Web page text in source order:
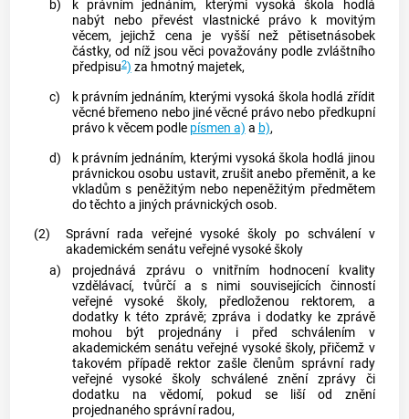
b)
k právním jednáním, kterými vysoká škola hodlá
nabýt nebo převést vlastnické právo k movitým
věcem, jejichž cena je vyšší než pětisetnásobek
částky, od níž jsou věci považovány podle zvláštního
předpisu2) za hmotný majetek,
c)
k právním jednáním, kterými vysoká škola hodlá zřídit
věcné břemeno nebo jiné věcné právo nebo předkupní
právo k věcem podle písmen a) a b),
d)
k právním jednáním, kterými vysoká škola hodlá jinou
právnickou osobu ustavit, zrušit anebo přeměnit, a ke
vkladům s peněžitým nebo nepeněžitým předmětem
do těchto a jiných právnických osob.
(2)
Správní rada veřejné vysoké školy po schválení v
akademickém senátu veřejné vysoké školy
a)
projednává zprávu o vnitřním hodnocení kvality
vzdělávací, tvůrčí a s nimi souvisejících činností
veřejné vysoké školy, předloženou rektorem, a
dodatky k této zprávě; zpráva i dodatky ke zprávě
mohou být projednány i před schválením v
akademickém senátu veřejné vysoké školy, přičemž v
takovém případě rektor zašle členům správní rady
veřejné vysoké školy schválené znění zprávy či
dodatku na vědomí, pokud se liší od znění
projednaného správní radou,